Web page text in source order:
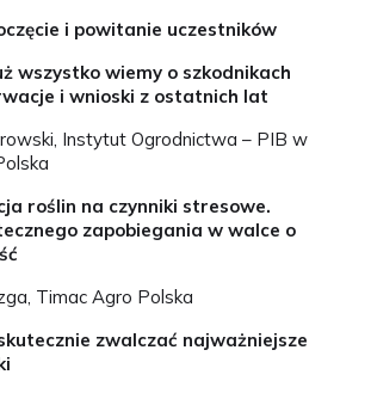
i powitanie uczestników
wszystko wiemy o szkodnikach
i wnioski z ostatnich lat
Instytut Ogrodnictwa – PIB w
roślin na czynniki stresowe.
zapobiegania w walce o
Timac Agro Polska
zwalczać najważniejsze